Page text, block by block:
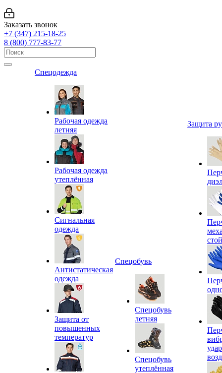
Заказать звонок
+7 (347) 215-18-25
8 (800) 777-83-77
Спецодежда
Рабочая одежда
летняя
Рабочая одежда
утеплённая
Сигнальная
одежда
Антистатическая
одежда
Защита от
повышенных
температур
Спецобувь
Спецобувь
летняя
Спецобувь
утеплённая
Защита